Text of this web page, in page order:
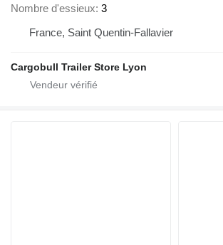
Nombre d'essieux 3
France, Saint Quentin-Fallavier
Cargobull Trailer Store Lyon